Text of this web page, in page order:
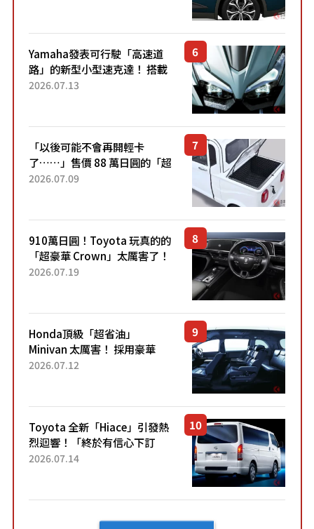
Yamaha發表可行駛「高速道
路」的新型小型速克達！ 搭載
能享受超強勁「渦輪感」的動
2026.07.13
「以後可能不會再開輕卡
了……」售價 88 萬日圓的「超
迷你輕型貨車」引發兩極評
了！...
2026.07.09
910萬日圓！Toyota 玩真的的
「超豪華 Crown」太厲害了！
採用由「匠人技藝」打造的
2026.07.19
Honda頂級「超省油」
Minivan 太厲害！ 採用豪華
「真皮座椅」與專屬「黑色內
「三...
2026.07.12
Toyota 全新「Hiace」引發熱
烈迴響！「終於有信心下訂
了！」「哪個等級交車最
車？...
2026.07.14